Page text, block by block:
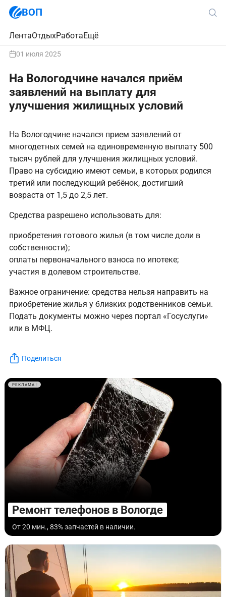
ВОП
ЛентаОтдыхРаботаЕщё
01 июля 2025
На Вологодчине начался приём
заявлений на выплату для
улучшения жилищных условий
На Вологодчине начался прием заявлений от
многодетных семей на единовременную выплату 500
тысяч рублей для улучшения жилищных условий.
Право на субсидию имеют семьи, в которых родился
третий или последующий ребёнок, достигший
возраста от 1,5 до 2,5 лет.
Средства разрешено использовать для:
приобретения готового жилья (в том числе доли в
собственности);
оплаты первоначального взноса по ипотеке;
участия в долевом строительстве.
Важное ограничение: средства нельзя направить на
приобретение жилья у близких родственников семьи.
Подать документы можно через портал «Госуслуги»
или в МФЦ.
Поделиться
РЕКЛАМА
Ремонт телефонов в Вологде
От 20 мин., 83% запчастей в наличии.